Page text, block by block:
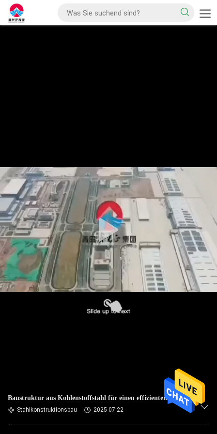
Baustruktur aus Kohlenstoffstahl für einen effizienten Bau
Stahlkonstruktionsbau 2025-07-22